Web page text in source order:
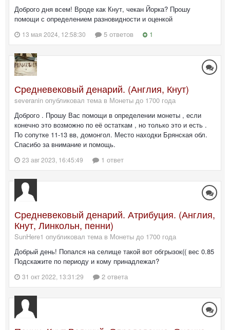
Доброго дня всем! Вроде как Кнут, чекан Йорка? Прошу
помощи с определением разновидности и оценкой
13 мая 2024, 12:58:30 5 ответов 1
Средневековый денарий. (Англия, Кнут)
severanin опубликовал тема в Монеты до 1700 года
Доброго . Прошу Вас помощи в определении монеты , если
конечно это возможно по её остаткам , но только это и есть .
По сопутке 11-13 вв, домонгол. Место находки Брянская обл.
Спасибо за внимание и помощь.
23 авг 2023, 16:45:49 1 ответ
Средневековый денарий. Атрибуция. (Англия,
Кнут, Линкольн, пенни)
SunHere1 опубликовал тема в Монеты до 1700 года
Добрый день! Попался на селище такой вот обгрызок(( вес 0.85
Подскажите по периоду и кому принадлежал?
31 окт 2022, 13:31:29 2 ответа